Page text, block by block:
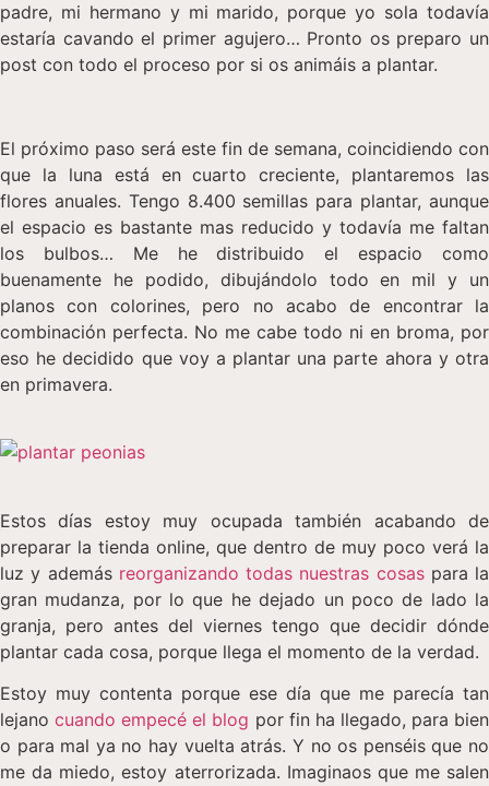
padre, mi hermano y mi marido, porque yo sola todavía
estaría cavando el primer agujero… Pronto os preparo un
post con todo el proceso por si os animáis a plantar.
El próximo paso será este fin de semana, coincidiendo con
que la luna está en cuarto creciente, plantaremos las
flores anuales. Tengo 8.400 semillas para plantar, aunque
el espacio es bastante mas reducido y todavía me faltan
los bulbos… Me he distribuido el espacio como
buenamente he podido, dibujándolo todo en mil y un
planos con colorines, pero no acabo de encontrar la
combinación perfecta. No me cabe todo ni en broma, por
eso he decidido que voy a plantar una parte ahora y otra
en primavera.
Estos días estoy muy ocupada también acabando de
preparar la tienda online, que dentro de muy poco verá la
luz y además reorganizando todas nuestras cosaspara la
gran mudanza, por lo que he dejado un poco de lado la
granja, pero antes del viernes tengo que decidir dónde
plantar cada cosa, porque llega el momento de la verdad.
Estoy muy contenta porque ese día que me parecía tan
lejanocuando empecé el blog por fin ha llegado, para bien
o para mal ya no hay vuelta atrás. Y no os penséis que no
me da miedo, estoy aterrorizada. Imaginaos que me salen